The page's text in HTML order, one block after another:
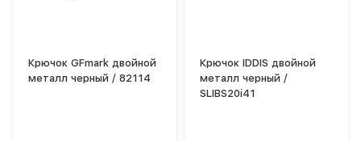
Крючок GFmark двойной
металл черный / 82114
Крючок IDDIS двойной
металл черный /
SLIBS20i41